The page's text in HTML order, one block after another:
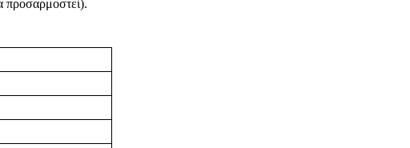
προσαρμοστεί).